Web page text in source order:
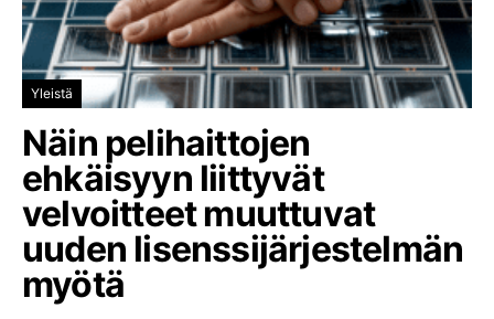
Yleistä
Näin pelihaittojen
ehkäisyyn liittyvät
velvoitteet muuttuvat
uuden lisenssijärjestelmän
myötä